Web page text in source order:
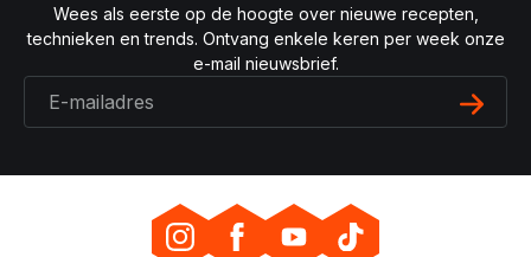
Wees als eerste op de hoogte over nieuwe recepten,
technieken en trends. Ontvang enkele keren per week onze
e-mail nieuwsbrief.